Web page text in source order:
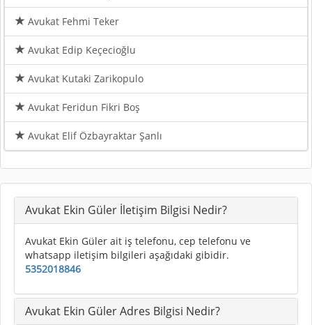
Avukat Fehmi Teker
Avukat Edip Keçecioğlu
Avukat Kutaki Zarikopulo
Avukat Feridun Fikri Boş
Avukat Elif Özbayraktar Şanlı
Avukat Ekin Güler İletişim Bilgisi Nedir?
Avukat Ekin Güler ait iş telefonu, cep telefonu ve
whatsapp iletişim bilgileri aşağıdaki gibidir.
5352018846
Avukat Ekin Güler Adres Bilgisi Nedir?